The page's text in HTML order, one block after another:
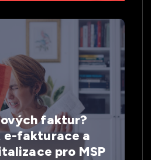
faktur?
e-fakturace a
pro MSP